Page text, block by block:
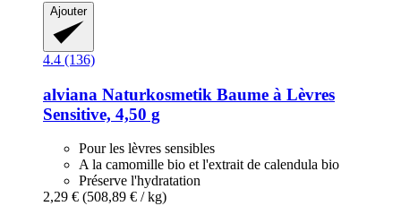
Ajouter
4.4 (136)
alviana Naturkosmetik Baume à Lèvres
Sensitive, 4,50 g
Pour les lèvres sensibles
A la camomille bio et l'extrait de calendula bio
Préserve l'hydratation
2,29 € (508,89 € / kg)